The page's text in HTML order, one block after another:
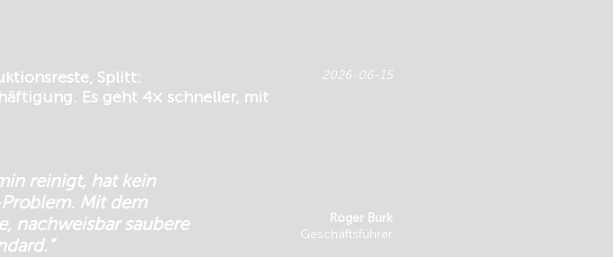
Splitt:
Es geht 4× schneller, mit
2026-06-15
reinigt, hat kein
Mit dem
nachweisbar saubere
Roger Burk
Geschäftsführer